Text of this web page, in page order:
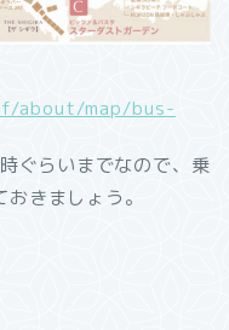
about/map/bus-
ぐらいまでなので、乗
きましょう。